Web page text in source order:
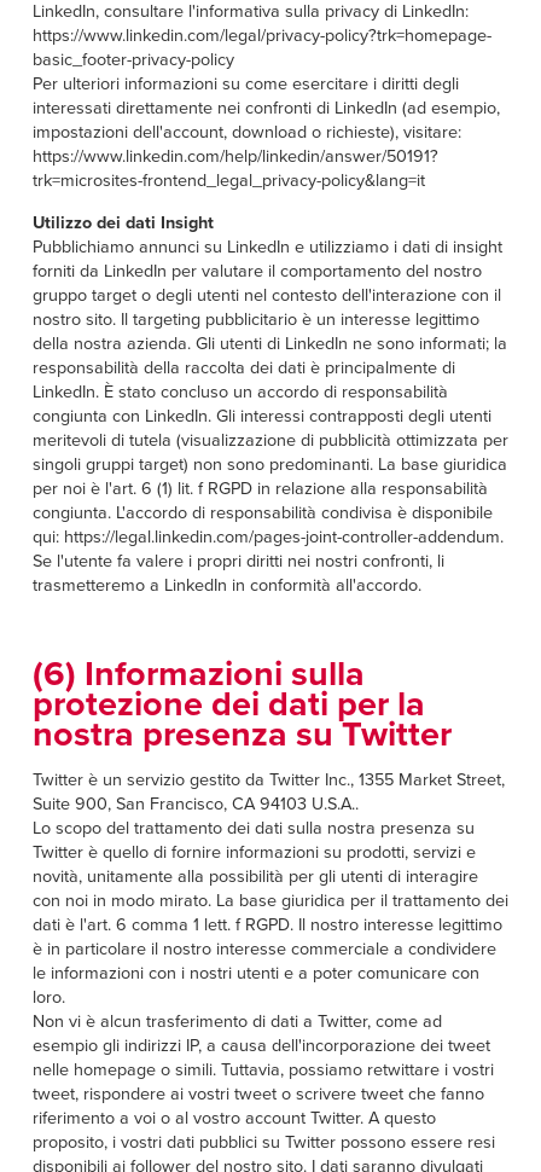
LinkedIn, consultare l'informativa sulla privacy di LinkedIn:
https://www.linkedin.com/legal/privacy-policy?trk=homepage-
basic_footer-privacy-policy
Per ulteriori informazioni su come esercitare i diritti degli
interessati direttamente nei confronti di LinkedIn (ad esempio,
impostazioni dell'account, download o richieste), visitare:
https://www.linkedin.com/help/linkedin/answer/50191?
trk=microsites-frontend_legal_privacy-policy&lang=it
Utilizzo dei dati Insight
Pubblichiamo annunci su LinkedIn e utilizziamo i dati di insight
forniti da LinkedIn per valutare il comportamento del nostro
gruppo target o degli utenti nel contesto dell'interazione con il
nostro sito. Il targeting pubblicitario è un interesse legittimo
della nostra azienda. Gli utenti di LinkedIn ne sono informati; la
responsabilità della raccolta dei dati è principalmente di
LinkedIn. È stato concluso un accordo di responsabilità
congiunta con LinkedIn. Gli interessi contrapposti degli utenti
meritevoli di tutela (visualizzazione di pubblicità ottimizzata per
singoli gruppi target) non sono predominanti. La base giuridica
per noi è l'art. 6 (1) lit. f RGPD in relazione alla responsabilità
congiunta. L'accordo di responsabilità condivisa è disponibile
qui: https://legal.linkedin.com/pages-joint-controller-addendum.
Se l'utente fa valere i propri diritti nei nostri confronti, li
trasmetteremo a LinkedIn in conformità all'accordo.
(6) Informazioni sulla
protezione dei dati per la
nostra presenza su Twitter
Twitter è un servizio gestito da Twitter Inc., 1355 Market Street,
Suite 900, San Francisco, CA 94103 U.S.A..
Lo scopo del trattamento dei dati sulla nostra presenza su
Twitter è quello di fornire informazioni su prodotti, servizi e
novità, unitamente alla possibilità per gli utenti di interagire
con noi in modo mirato. La base giuridica per il trattamento dei
dati è l'art. 6 comma 1 lett. f RGPD. Il nostro interesse legittimo
è in particolare il nostro interesse commerciale a condividere
le informazioni con i nostri utenti e a poter comunicare con
loro.
Non vi è alcun trasferimento di dati a Twitter, come ad
esempio gli indirizzi IP, a causa dell'incorporazione dei tweet
nelle homepage o simili. Tuttavia, possiamo retwittare i vostri
tweet, rispondere ai vostri tweet o scrivere tweet che fanno
riferimento a voi o al vostro account Twitter. A questo
proposito, i vostri dati pubblici su Twitter possono essere resi
disponibili ai follower del nostro sito. I dati saranno divulgati